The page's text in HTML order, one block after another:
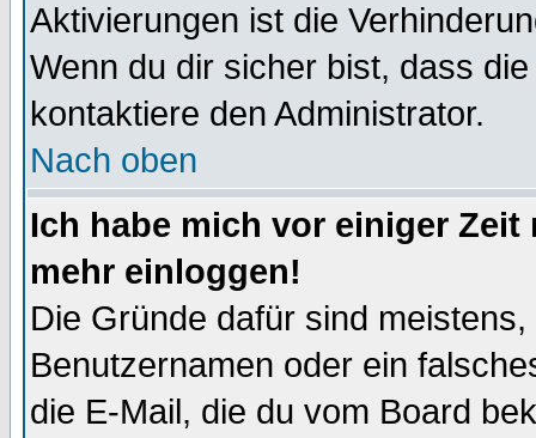
Aktivierungen ist die
Wenn du dir sicher bist, dass
kontaktiere den Administrator.
Nach oben
Ich habe mich vor einiger
mehr einloggen!
Die Gründe dafür sind
Benutzernamen oder ein
die E-Mail, die du vom Board